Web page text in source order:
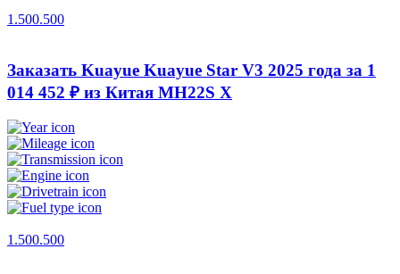
1.500.500
Заказать Kuayue Kuayue Star V3 2025 года за 1
014 452 ₽ из Китая MH22S X
1.500.500